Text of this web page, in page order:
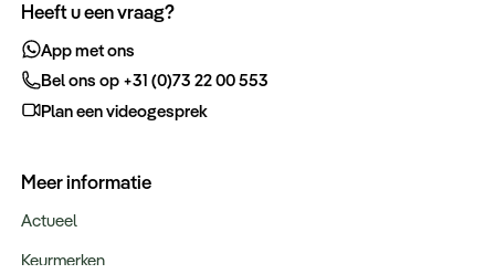
Heeft u een vraag?
App met ons
Bel ons op +31 (0)73 22 00 553
Plan een videogesprek
Meer informatie
Actueel
Keurmerken